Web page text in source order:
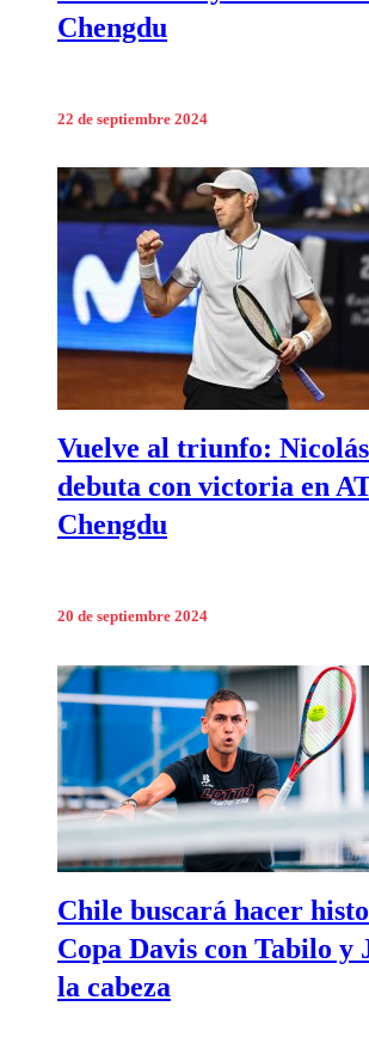
Chengdu
22 de septiembre 2024
Vuelve al triunfo:
debuta con victoria en
Chengdu
20 de septiembre 2024
Chile buscará hacer
Copa Davis con Tabilo y
la cabeza